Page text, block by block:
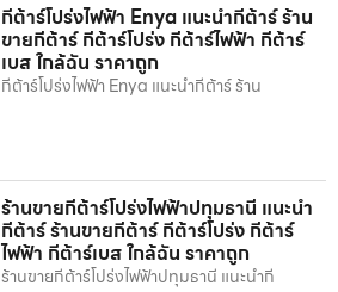
กีต้าร์โปร่งไฟฟ้า Enya แนะนำกีต้าร์ ร้าน
ขายกีต้าร์ กีต้าร์โปร่ง กีต้าร์ไฟฟ้า กีต้าร์
เบส ใกล้ฉัน ราคาถูก
กีต้าร์โปร่งไฟฟ้า Enya แนะนำกีต้าร์ ร้าน
ร้านขายกีต้าร์โปร่งไฟฟ้าปทุมธานี แนะนำ
กีต้าร์ ร้านขายกีต้าร์ กีต้าร์โปร่ง กีต้าร์
ไฟฟ้า กีต้าร์เบส ใกล้ฉัน ราคาถูก
ร้านขายกีต้าร์โปร่งไฟฟ้าปทุมธานี แนะนำกี